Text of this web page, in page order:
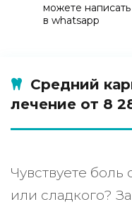
можете
в whatsapp
Средний
лечение от 8
Чувствуете боль
или сладкого?